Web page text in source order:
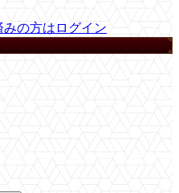
みの方はログイン